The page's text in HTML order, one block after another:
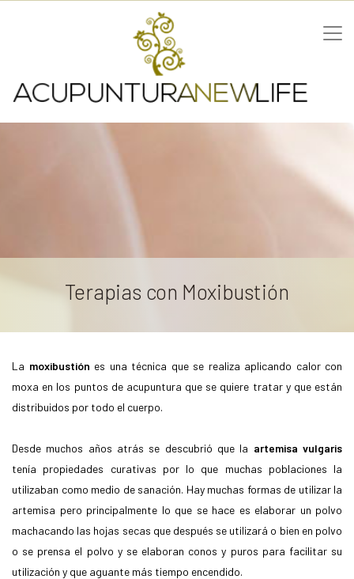
Terapias con Moxibustión
La moxibustión es una técnica que se realiza aplicando calor con
moxa en los puntos de acupuntura que se quiere tratar y que están
distribuidos por todo el cuerpo.
Desde muchos años atrás se descubrió que la artemisa vulgaris
tenía propiedades curativas por lo que muchas poblaciones la
utilizaban como medio de sanación. Hay muchas formas de utilizar la
artemisa pero principalmente lo que se hace es elaborar un polvo
machacando las hojas secas que después se utilizará o bien en polvo
o se prensa el polvo y se elaboran conos y puros para facilitar su
utilización y que aguante más tiempo encendido.